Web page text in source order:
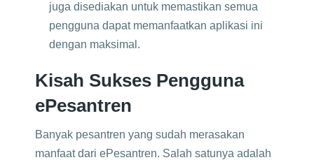
juga disediakan untuk memastikan semua
pengguna dapat memanfaatkan aplikasi ini
dengan maksimal.
Kisah Sukses Pengguna
ePesantren
Banyak pesantren yang sudah merasakan
manfaat dari ePesantren. Salah satunya adalah